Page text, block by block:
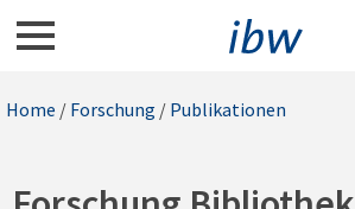
Home / Forschung / Publikationen